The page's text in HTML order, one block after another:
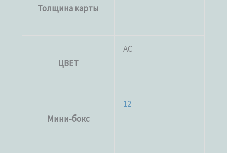
Толщина карты
ЦВЕТ
AC
Мини-бокс
12